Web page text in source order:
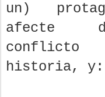
un)
afecte
historia, y: